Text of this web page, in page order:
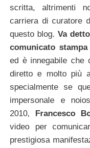
scritta, altrimenti
carriera di curatore
questo blog. Va
comunicato
ed è innegabile che
diretto e molto più
specialmente se
impersonale e
2010, Francesco
video per
prestigiosa